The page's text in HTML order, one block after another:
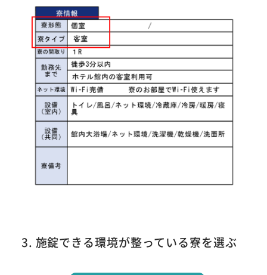
3. 施錠できる環境が整っている寮を選ぶ